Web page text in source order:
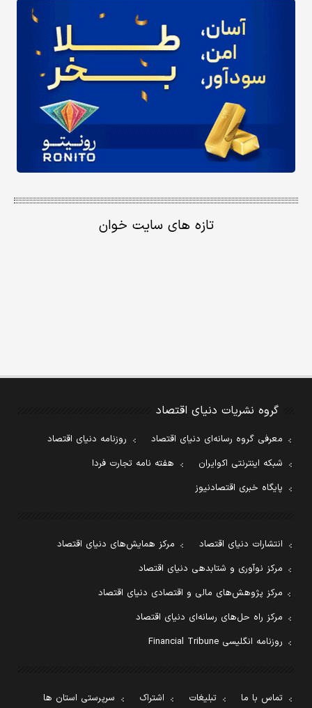
تازه های سایت خوان
گروه نشریات دنیای اقتصاد
معرفی گروه رسانه‌ای دنیای اقتصاد
روزنامه دنیای اقتصاد
شبکه اینترنتی اکوایران
هفته نامه تجارت فردا
پایگاه خبری اقتصادنیوز
انتشارات دنیای اقتصاد
مرکز همایش‌های دنیای اقتصاد
مرکز نوآوری و شتابدهی دنیای اقتصاد
مرکز پژوهش‌های مالی و اقتصادی دنیای اقتصاد
مرکز راه حل‌های رسانه‌ای دنیای اقتصاد
روزنامه انگلیسی Financial Tribune
تماس با ما تبلیغات اشتراک سرپرستی استان ها